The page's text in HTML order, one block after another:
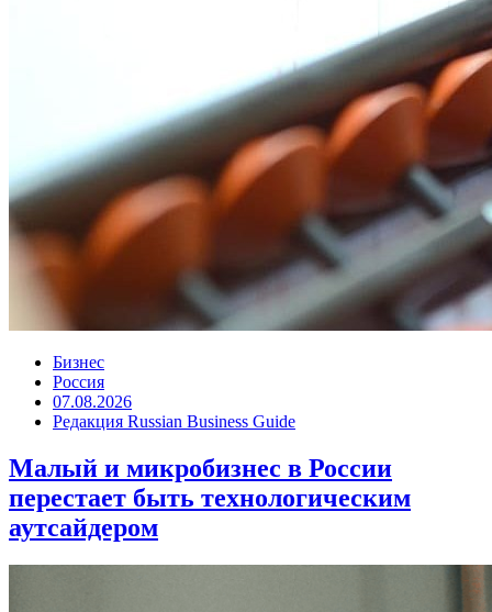
Бизнес
Россия
07.08.2026
Редакция Russian Business Guide
Малый и микробизнес в России
перестает быть технологическим
аутсайдером